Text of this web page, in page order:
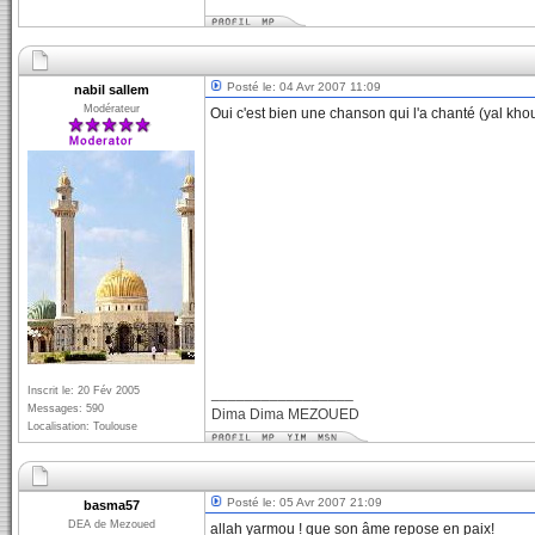
nabil sallem
Modérateur
Inscrit le: 20 Fév 2005
Messages: 590
Localisation: Toulouse
Posté le: 04 Avr 2007 11:09
Oui c'est bien une chanson qui l'a chanté (yal
Dima Dima MEZOUED
basma57
DEA de Mezoued
Posté le: 05 Avr 2007 21:09
allah yarmou ! que son âme repose en paix!